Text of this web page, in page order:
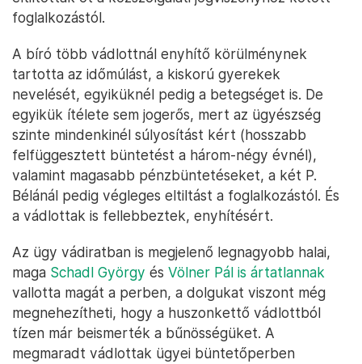
foglalkozástól.
A bíró több vádlottnál enyhítő körülménynek
tartotta az időmúlást, a kiskorú gyerekek
nevelését, egyiküknél pedig a betegséget is. De
egyikük ítélete sem jogerős, mert az ügyészség
szinte mindenkinél súlyosítást kért (hosszabb
felfüggesztett büntetést a három-négy évnél),
valamint magasabb pénzbüntetéseket, a két P.
Bélánál pedig végleges eltiltást a foglalkozástól. És
a vádlottak is fellebbeztek, enyhítésért.
Az ügy vádiratban is megjelenő legnagyobb halai,
maga Schadl György és Völner Pál is ártatlannak
vallotta magát a perben, a dolgukat viszont még
megnehezítheti, hogy a huszonkettő vádlottból
tízen már beismerték a bűnösségüket. A
megmaradt vádlottak ügyei büntetőperben